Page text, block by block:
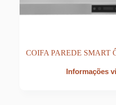
COIFA PAREDE SMART
Informações